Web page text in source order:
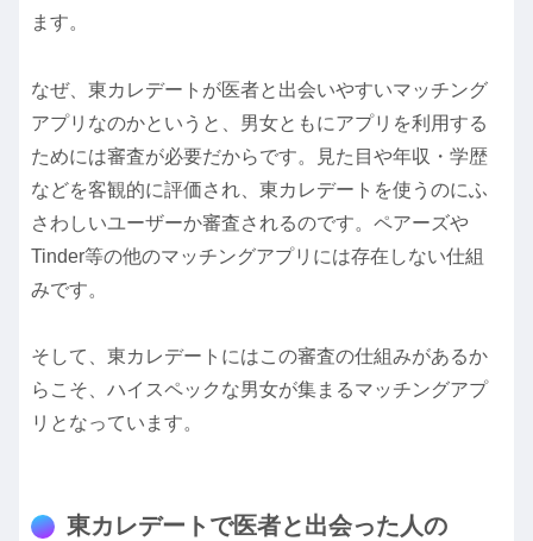
ます。
なぜ、東カレデートが医者と出会いやすいマッチング
アプリなのかというと、男女ともにアプリを利用する
ためには審査が必要だからです。見た目や年収・学歴
などを客観的に評価され、東カレデートを使うのにふ
さわしいユーザーか審査されるのです。ペアーズや
Tinder等の他のマッチングアプリには存在しない仕組
みです。
そして、東カレデートにはこの審査の仕組みがあるか
らこそ、ハイスペックな男女が集まるマッチングアプ
リとなっています。
東カレデートで医者と出会った人の